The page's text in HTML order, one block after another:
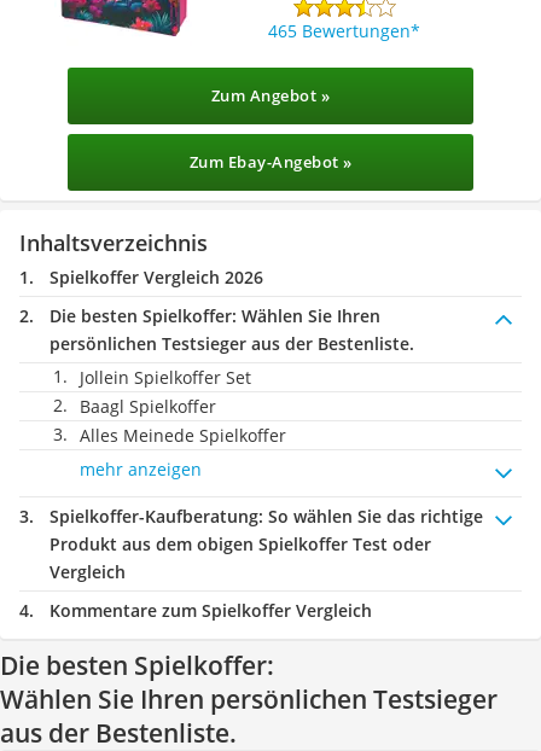
465 Bewertungen
Zum Angebot »
Zum Ebay-Angebot »
Inhaltsverzeichnis
Spielkoffer Vergleich 2026
Die besten Spielkoffer: Wählen Sie Ihren
persönlichen Testsieger aus der Bestenliste.
Jollein Spielkoffer Set
Baagl Spielkoffer
Alles Meinede Spielkoffer
mehr anzeigen
Spielkoffer-Kaufberatung: So wählen Sie das richtige
Produkt aus dem obigen Spielkoffer Test oder
Vergleich
Kommentare zum Spielkoffer Vergleich
Die besten Spielkoffer:
Wählen Sie Ihren persönlichen Testsieger
aus der Bestenliste.